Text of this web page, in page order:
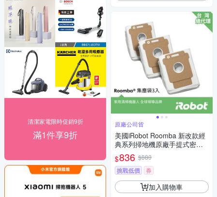
清潔家電限時促銷9折
滿1件享9折
原廠公司貨
美國iRobot Roomba 新改款經
典系列掃地機原廠手提式密封
集塵袋3入
$836 $880
挑戰低價
券
加入購物車